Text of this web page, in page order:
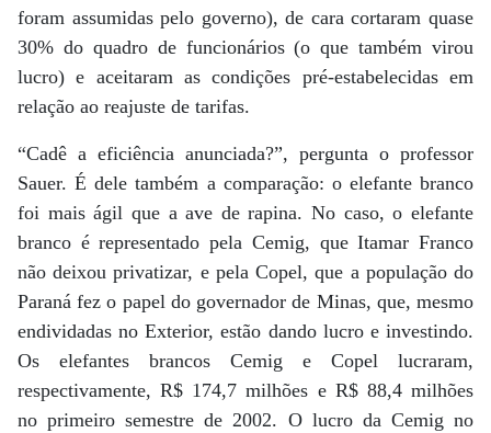
foram assumidas pelo governo), de cara cortaram quase
30% do quadro de funcionários (o que também virou
lucro) e aceitaram as condições pré-estabelecidas em
relação ao reajuste de tarifas.
“Cadê a eficiência anunciada?”, pergunta o professor
Sauer. É dele também a comparação: o elefante branco
foi mais ágil que a ave de rapina. No caso, o elefante
branco é representado pela Cemig, que Itamar Franco
não deixou privatizar, e pela Copel, que a população do
Paraná fez o papel do governador de Minas, que, mesmo
endividadas no Exterior, estão dando lucro e investindo.
Os elefantes brancos Cemig e Copel lucraram,
respectivamente, R$ 174,7 milhões e R$ 88,4 milhões
no primeiro semestre de 2002. O lucro da Cemig no